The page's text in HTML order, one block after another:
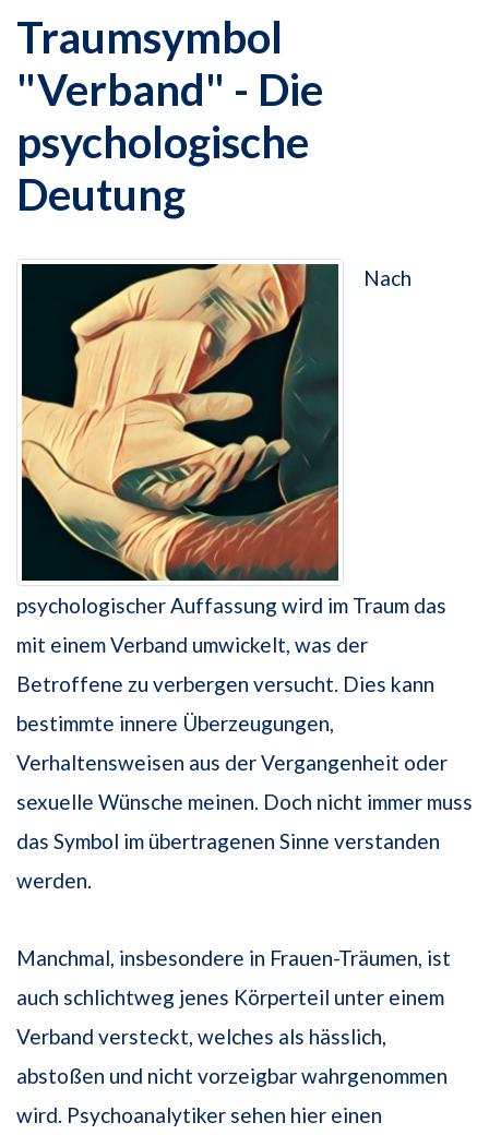
Traumsymbol
"Verband" - Die
psychologische
Deutung
Nach
psychologischer Auffassung wird im Traum das
mit einem Verband umwickelt, was der
Betroffene zu verbergen versucht. Dies kann
bestimmte innere Überzeugungen,
Verhaltensweisen aus der Vergangenheit oder
sexuelle Wünsche meinen. Doch nicht immer muss
das Symbol im übertragenen Sinne verstanden
werden.
Manchmal, insbesondere in Frauen-Träumen, ist
auch schlichtweg jenes Körperteil unter einem
Verband versteckt, welches als hässlich,
abstoßen und nicht vorzeigbar wahrgenommen
wird. Psychoanalytiker sehen hier einen